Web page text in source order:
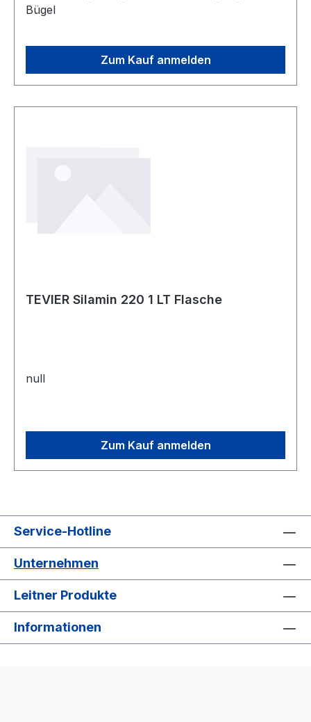
Bügel
Zum Kauf anmelden
TEVIER Silamin 220 1 LT Flasche
null
Zum Kauf anmelden
Service-Hotline
Unternehmen
Leitner Produkte
Informationen